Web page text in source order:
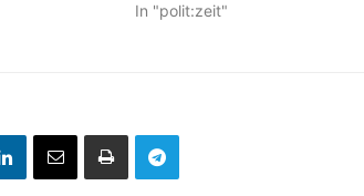
In "polit:zeit"